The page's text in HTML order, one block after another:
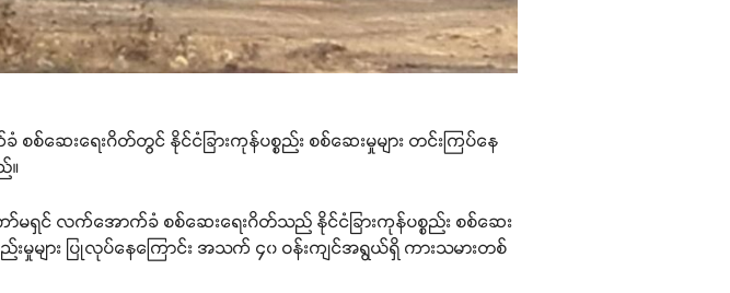
ဆေးရေးဂိတ်တွင် နိုင်ငံခြားကုန်ပစ္စည်း စစ်ဆေးမှုများ တင်းကြပ်နေ
။
မရှင် လက်အောက်ခံ စစ်ဆေးရေးဂိတ်သည် နိုင်ငံခြားကုန်ပစ္စည်း စစ်ဆေး
မှုများ ပြုလုပ်နေကြောင်း အသက် ၄၀ ဝန်းကျင်အရွယ်ရှိ ကားသမားတစ်